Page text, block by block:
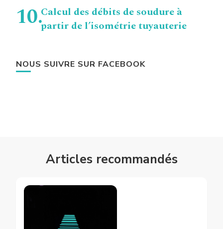
Calcul des débits de soudure à
partir de l’isométrie tuyauterie
NOUS SUIVRE SUR FACEBOOK
Articles recommandés